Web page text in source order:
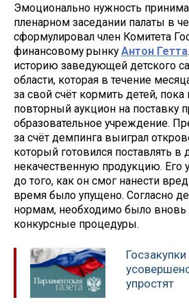
Эмоционально нужность
пленарном заседании палаты в
сформулировал член Комитета
финансовому рынкуАнтон Гетта
историю заведующей детского
области, которая в течение
за свой счёт кормить детей, пока
повторный аукцион на поставку
образовательное учреждение.
за счёт демпинга выиграл
который готовился поставлять в
некачественную продукцию. Его
до того, как он смог нанести
время было упущено. Согласно
нормам, необходимо было вновь
конкурсные процедуры.
Госзакупки
упростят